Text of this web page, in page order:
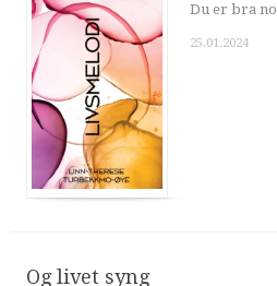
Du er bra
25.01.2024
Og livet syng